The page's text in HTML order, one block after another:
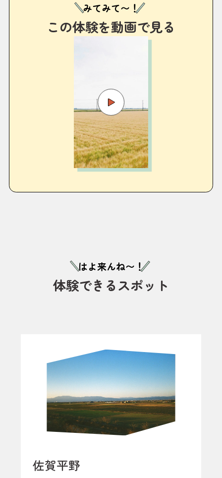
みてみて〜！
この体験を動画で見る
はよ来んね〜！
体験できるスポット
佐賀平野